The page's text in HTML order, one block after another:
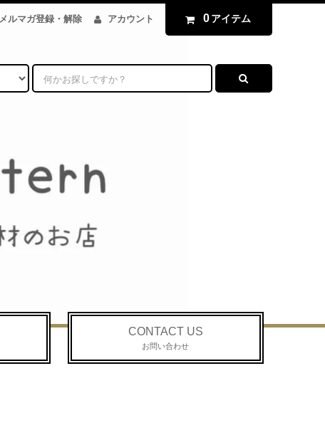
メルマガ登録・解除 アカウント 0 アイテム
CONTACT US
お問い合わせ